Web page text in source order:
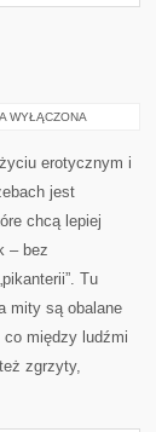
WYŁĄCZONA
erotycznym i
jest
chcą lepiej
– bez
Tu
mity są obalane
między ludźmi
zgrzyty,